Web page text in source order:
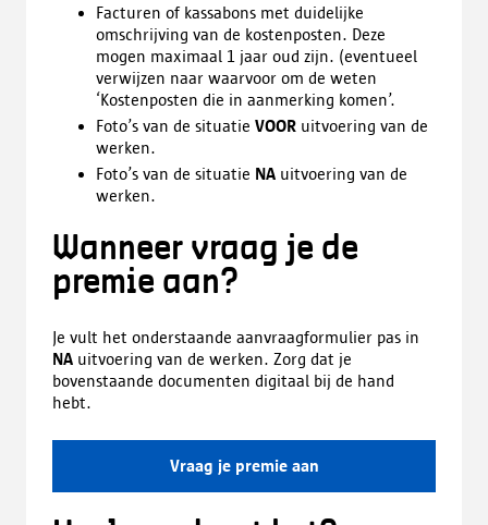
Facturen of kassabons met duidelijke
omschrijving van de kostenposten. Deze
mogen maximaal 1 jaar oud zijn. (eventueel
verwijzen naar waarvoor om de weten
‘Kostenposten die in aanmerking komen’.
Foto’s van de situatie VOOR uitvoering van de
werken.
Foto’s van de situatie NA uitvoering van de
werken.
Wanneer vraag je de
premie aan?
Je vult het onderstaande aanvraagformulier pas in
NA uitvoering van de werken. Zorg dat je
bovenstaande documenten digitaal bij de hand
hebt.
Vraag je premie aan